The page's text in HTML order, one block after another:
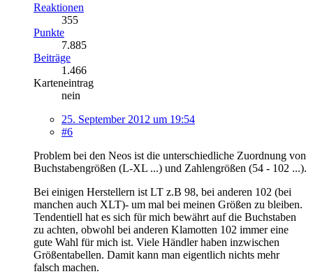
Reaktionen
355
Punkte
7.885
Beiträge
1.466
Karteneintrag
nein
25. September 2012 um 19:54
#6
Problem bei den Neos ist die unterschiedliche Zuordnung von
Buchstabengrößen (L-XL ...) und Zahlengrößen (54 - 102 ...).
Bei einigen Herstellern ist LT z.B 98, bei anderen 102 (bei
manchen auch XLT)- um mal bei meinen Größen zu bleiben.
Tendentiell hat es sich für mich bewährt auf die Buchstaben
zu achten, obwohl bei anderen Klamotten 102 immer eine
gute Wahl für mich ist. Viele Händler haben inzwischen
Größentabellen. Damit kann man eigentlich nichts mehr
falsch machen.